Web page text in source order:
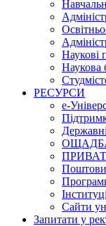
Наукові
Наукова
РЕСУРСИ
е-
Сайти
Запитати у